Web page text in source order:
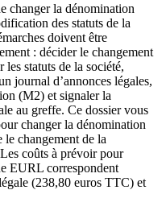
changer la dénomination
des statuts de la
doivent être
: décider le changement
statuts de la société,
journal d’annonces légales,
(M2) et signaler la
au greffe. Ce dossier vous
changer la dénomination
changement de la
coûts à prévoir pour
EURL correspondent
(238,80 euros TTC) et